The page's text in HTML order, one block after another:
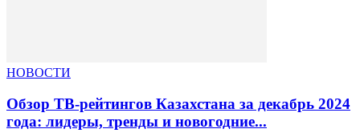
НОВОСТИ
Обзор ТВ-рейтингов Казахстана за декабрь 2024
года: лидеры, тренды и новогодние...